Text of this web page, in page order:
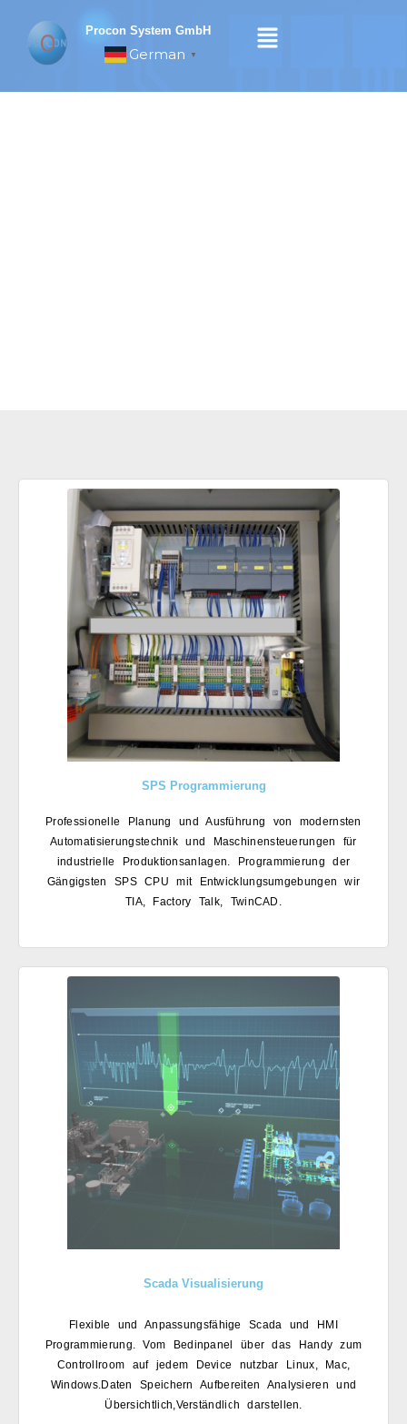
content
Procon System GmbH
German ▼
SPS Programmierung
Professionelle Planung und Ausführung von modernsten
Automatisierungstechnik und Maschinensteuerungen für
industrielle Produktionsanlagen. Programmierung der
Gängigsten SPS CPU mit Entwicklungsumgebungen wir
TIA, Factory Talk, TwinCAD.
Scada Visualisierung
Flexible und Anpassungsfähige Scada und HMI
Programmierung.Vom Bedinpanel über das Handyzum
Controllroom auf jedem Device nutzbar Linux, Mac,
Windows.Daten Speichern Aufbereiten Analysieren und
Übersichtlich,Verständlich darstellen.